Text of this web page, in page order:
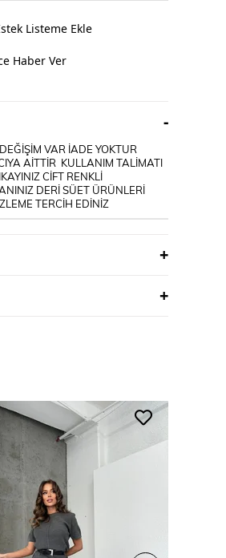
Listeme Ekle
Haber Ver
VAR İADE YOKTUR
AİTTİR KULLANIM TALİMATI
CİFT RENKLİ
DERİ SÜET ÜRÜNLERİ
TERCİH EDİNİZ